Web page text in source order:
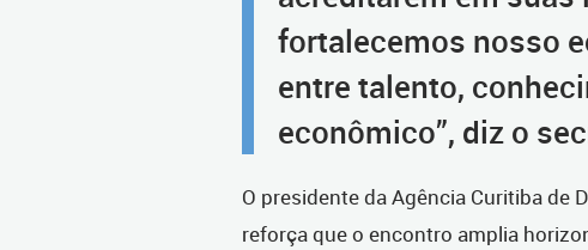
fortalecemos nosso
entre talento,
econômico”, diz o
O presidente da Agência Curitiba de
reforça que o encontro amplia